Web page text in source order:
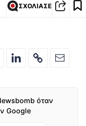
ΣΧΟΛΙΑΣΕ
όταν
Google